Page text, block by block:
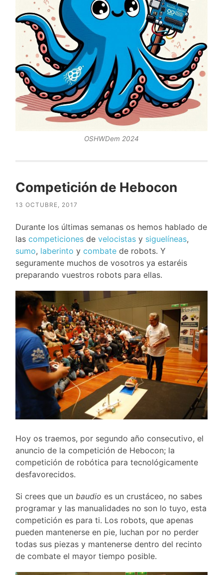
OSHWDem 2024
Competición de Hebocon
13 OCTUBRE, 2017
Durante los últimas semanas os hemos hablado de
lascompeticiones develocistas y siguelíneas,
sumo, laberinto ycombate de robots. Y
seguramente muchos de vosotros ya estaréis
preparando vuestros robots para ellas.
Hoy os traemos, por segundo año consecutivo, el
anuncio de la competición de Hebocon; la
competición de robótica para tecnológicamente
desfavorecidos.
Si crees que un baudio es un crustáceo, no sabes
programar y las manualidades no son lo tuyo, esta
competición es para ti. Los robots, que apenas
pueden mantenerse en pie, luchan por no perder
todas sus piezas y mantenerse dentro del recinto
de combate el mayor tiempo posible.